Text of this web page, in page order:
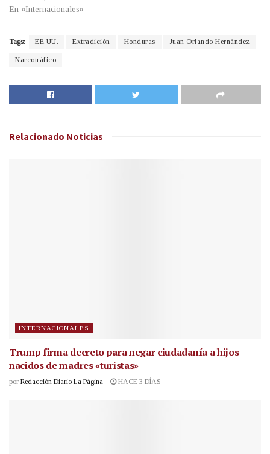
En «Internacionales»
Tags: EE.UU. Extradición Honduras Juan Orlando Hernández
Narcotráfico
Relacionado Noticias
INTERNACIONALES
Trump firma decreto para negar ciudadanía a hijos
nacidos de madres «turistas»
por Redacción Diario La Página HACE 3 DÍAS